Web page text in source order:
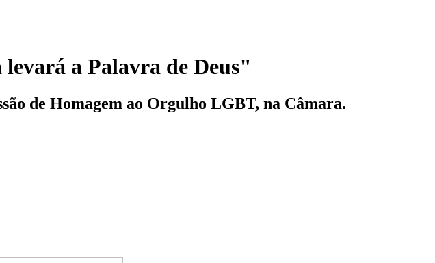
a Palavra de Deus"
de Homagem ao Orgulho LGBT, na Câmara.